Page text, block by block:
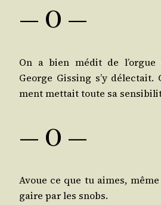
— O —
On a bien médit de l’orgue
George Gis­sing s’y
ment met­tait toute sa
— O —
Avoue ce que tu aimes,
gaire par les snobs.